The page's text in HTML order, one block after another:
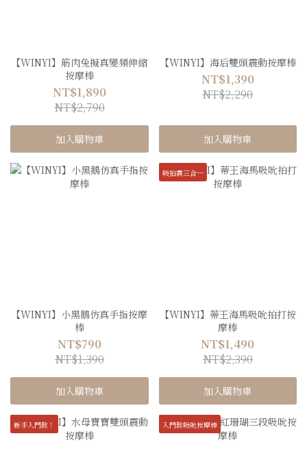
【WINYI】筋肉兔擬真變頻伸縮
按摩棒
NT$1,890
NT$2,790
加入購物車
【WINYI】海后雙頭震動按摩棒
NT$1,390
NT$2,290
加入購物車
【WINYI】小黑鵝仿真手指按摩
棒
NT$790
NT$1,390
加入購物車
吸拍震三合一
【WINYI】蒂王海馬吸吮拍打按
摩棒
NT$1,490
NT$2,390
加入購物車
新手入門款！ 入門款吸吮按摩棒